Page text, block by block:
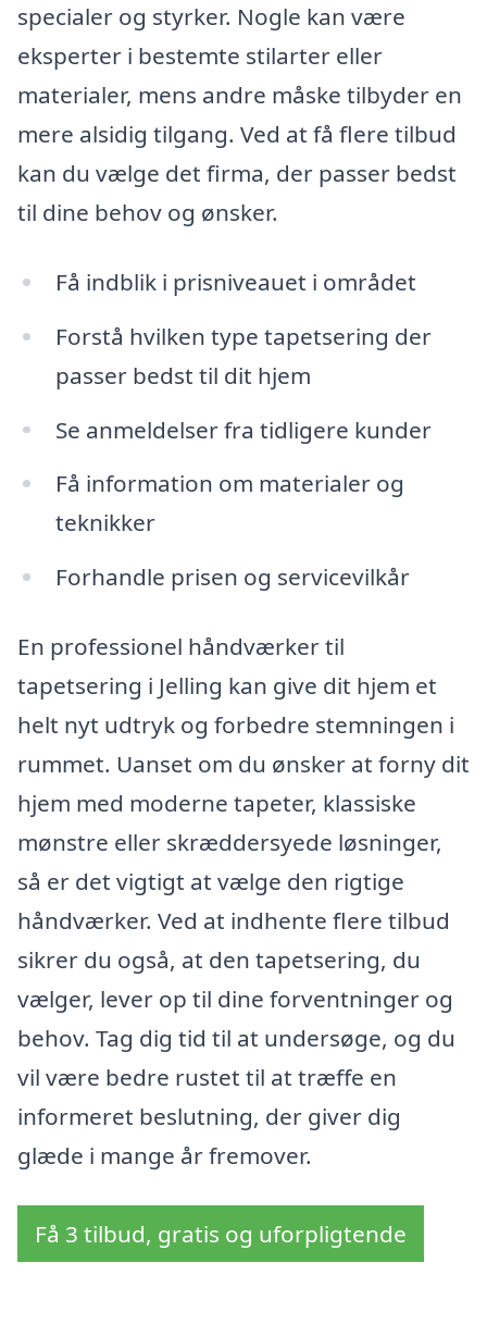
specialer og styrker. Nogle kan være
eksperter i bestemte stilarter eller
materialer, mens andre måske tilbyder en
mere alsidig tilgang. Ved at få flere tilbud
kan du vælge det firma, der passer bedst
til dine behov og ønsker.
Få indblik i prisniveauet i området
Forstå hvilken type tapetsering der
passer bedst til dit hjem
Se anmeldelser fra tidligere kunder
Få information om materialer og
teknikker
Forhandle prisen og servicevilkår
En professionel håndværker til
tapetsering i Jelling kan give dit hjem et
helt nyt udtryk og forbedre stemningen i
rummet. Uanset om du ønsker at forny dit
hjem med moderne tapeter, klassiske
mønstre eller skræddersyede løsninger,
så er det vigtigt at vælge den rigtige
håndværker. Ved at indhente flere tilbud
sikrer du også, at den tapetsering, du
vælger, lever op til dine forventninger og
behov. Tag dig tid til at undersøge, og du
vil være bedre rustet til at træffe en
informeret beslutning, der giver dig
glæde i mange år fremover.
Få 3 tilbud, gratis og uforpligtende